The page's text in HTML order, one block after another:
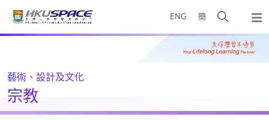
ENG 簡
開
搜
尋
彈
出
主
Main
藝術、設計及文化
宗教